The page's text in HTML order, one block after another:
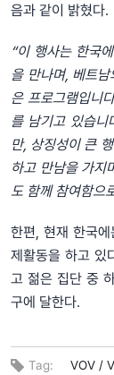
음과 같이 밝혔다.
“이 행사는 한국
을 만나며, 베트
은 프로그램입니
를 남기고 있습니
만, 상징성이 큰
하고 만남을 가지
도 함께 참여함으
한편, 현재 한국
제활동을 하고 있
고 젊은 집단 중
구에 달한다.
Tag: VOV /